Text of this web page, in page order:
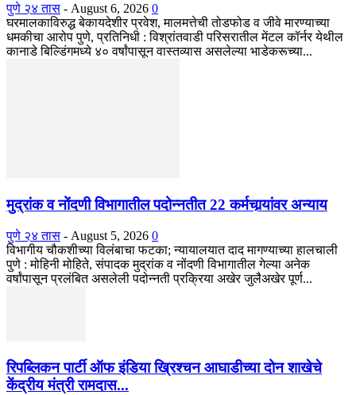
पुणे २४ तास - August 6, 2026 0
घरमालकाविरुद्ध बेकायदेशीर प्रवेश, मालमत्तेची तोडफोड व जीवे मारण्याच्या
धमकीचा आरोप पुणे, प्रतिनिधी : विश्रांतवाडी परिसरातील मेंटल कॉर्नर येथील
कानाडे बिल्डिंगमध्ये ४० वर्षांपासून वास्तव्यास असलेल्या भाडेकरूच्या...
मुद्रांक व नोंदणी विभागातील पदोन्नतीत 22 कर्मचार्‍यांवर अन्याय
पुणे २४ तास - August 5, 2026 0
विभागीय चौकशीच्या विलंबाचा फटका; न्यायालयात दाद मागण्याच्या हालचाली
पुणे : मोहिनी मोहिते, संपादक मुद्रांक व नोंदणी विभागातील गेल्या अनेक
वर्षांपासून प्रलंबित असलेली पदोन्नती प्रक्रिया अखेर जुलैअखेर पूर्ण...
रिपब्लिकन पार्टी ऑफ इंडिया ख्रिश्चन आघाडीच्या दोन शाखेचे
केंद्रीय मंत्री रामदास...